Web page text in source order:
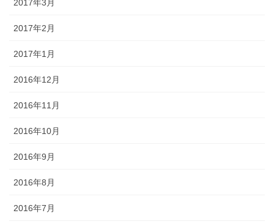
2017年3月
2017年2月
2017年1月
2016年12月
2016年11月
2016年10月
2016年9月
2016年8月
2016年7月